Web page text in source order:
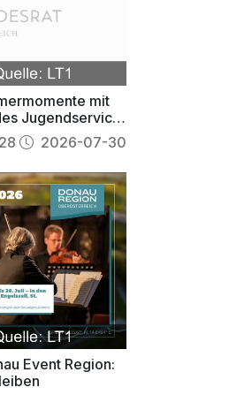
mit
Jugendservice
2026-07-30
Event Region: